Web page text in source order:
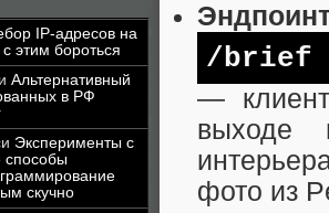
IP-адресов на
этим бороться
Альтернативный
в РФ
Эксперименты с
способы
скучно
/brief
—
выходе
фото из